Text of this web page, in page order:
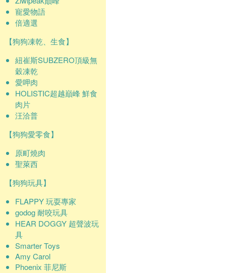
寵愛物語
倍適選
【狗狗凍乾、生食】
紐崔斯SUBZERO頂級無
穀凍乾
愛呷肉
HOLISTIC超越巔峰 鮮食
肉片
汪洽普
【狗狗愛零食】
原町燒肉
聖萊西
【狗狗玩具】
FLAPPY 玩耍專家
godog 耐咬玩具
HEAR DOGGY 超聲波玩
具
Smarter Toys
Amy Carol
Phoenix 菲尼斯